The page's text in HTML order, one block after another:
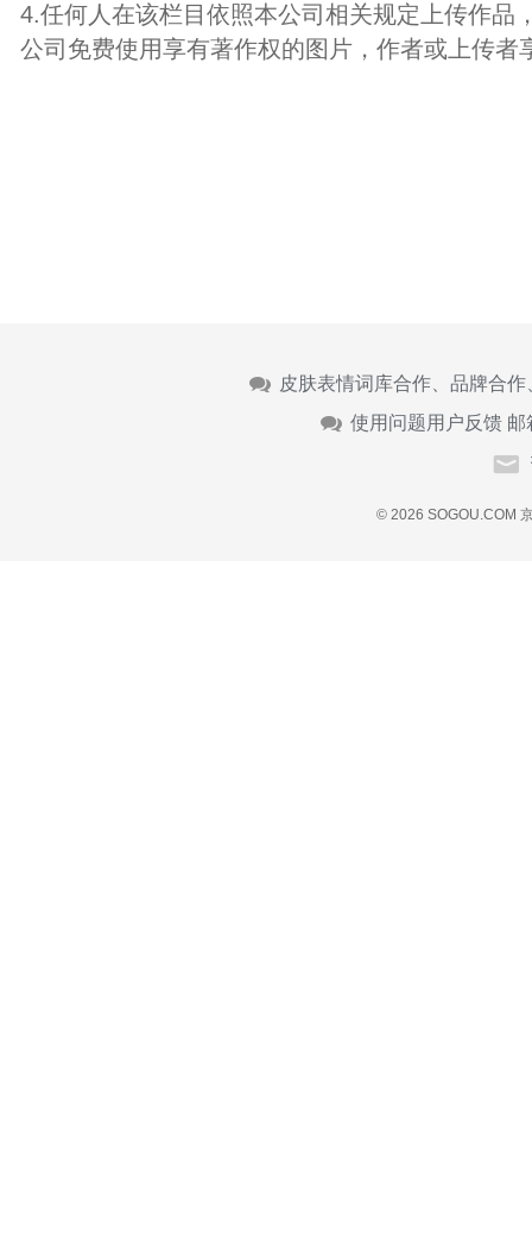
4.任何人在该栏目依照本公司相关规定上传作品
公司免费使用享有著作权的图片，作者或上传者
皮肤表情词库合作、品牌合
使用问题用户反馈 邮
© 2026 SOGOU.COM